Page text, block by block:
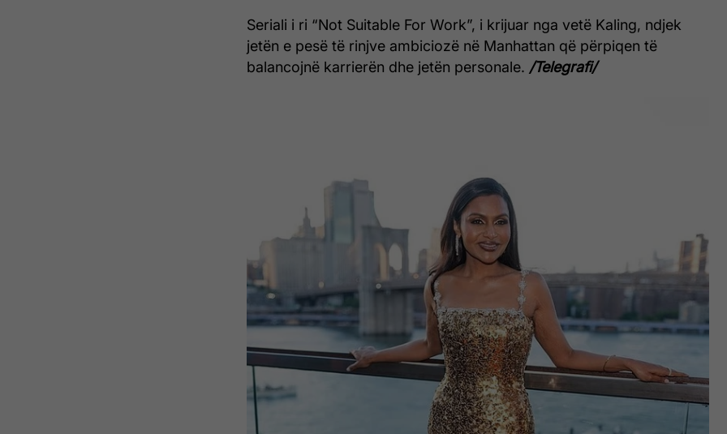
Seriali i ri “Not Suitable For Work”, i krijuar nga vetë Kaling, ndjek
jetën e pesë të rinjve ambiciozë në Manhattan që përpiqen të
balancojnë karrierën dhe jetën personale. /Telegrafi/